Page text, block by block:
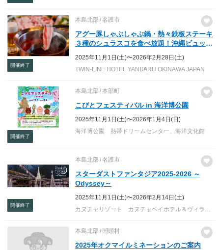
開催終了
本島北部 名護市
アグー豚しゃぶしゃぶ鍋・熱々鉄板ステーキ
３種のシュラスコを食べ放題！沖縄ビュッ
2025年11月1日(土)〜2026年2月28日(土)
TWIN-LINE HOTEL YANBARU OKINAWA JAPAN
開催終了
本島北部 本部町
こびとフェスティバル in 海洋博公園
2025年11月1日(土)〜2026年1月4日(日)
海洋博公園 熱帯ドリームセンター、海洋文化館
開催終了
本島北部 名護市
スターダストファンタジア2025-2026 ～
Odyssey～
2025年11月1日(土)〜2026年2月14日(土)
カヌチャリゾート カヌチャベイホテル＆ヴィラズ／カヌチャゴルフコース
本島北部 国頭村
2025年オクマイルミネーションのご案内